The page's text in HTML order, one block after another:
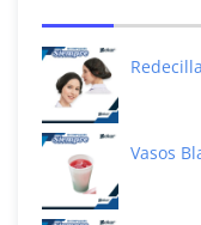
Vasos